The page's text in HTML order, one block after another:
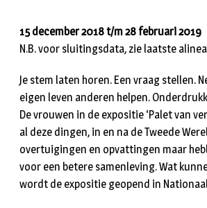
15 december 2018 t/m 28 februari 2019
N.B. voor sluitingsdata, zie laatste
Je stem laten horen. Een vraag stellen.
eigen leven anderen helpen.
De vrouwen in de expositie ‘Palet van
al deze dingen, in en na de Tweede
overtuigingen en opvattingen maar
voor een betere samenleving. Wat
wordt de expositie geopend in